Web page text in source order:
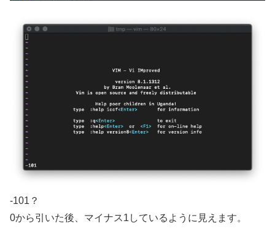
-101？
0から引いた後、マイナス1しているように見えます。